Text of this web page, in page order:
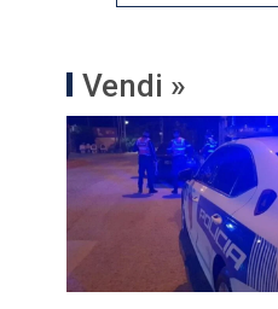
Vendi »